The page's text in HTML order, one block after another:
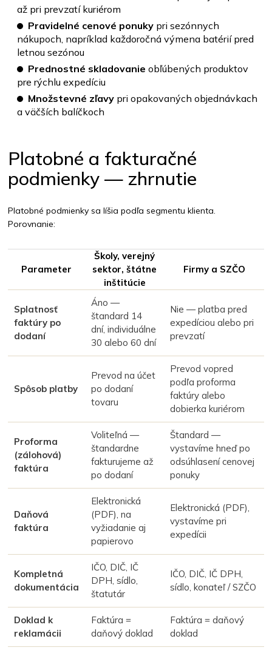
až pri prevzatí kuriérom
Pravidelné cenové ponuky pri sezónnych
nákupoch, napríklad každoročná výmena batérií pred
letnou sezónou
Prednostné skladovanie obľúbených produktov
pre rýchlu expedíciu
Množstevné zľavy pri opakovaných objednávkach
a väčších balíčkoch
Platobné a fakturačné
podmienky — zhrnutie
Platobné podmienky sa líšia podľa segmentu klienta.
Porovnanie:
Parameter
Školy, verejný
sektor, štátne
inštitúcie
Firmy a SZČO
Splatnosť
faktúry po
dodaní
Áno —
štandard 14
dní, individuálne
30 alebo 60 dní
Nie — platba pred
expedíciou alebo pri
prevzatí
Spôsob platby
Prevod na účet
po dodaní
tovaru
Prevod vopred
podľa proforma
faktúry alebo
dobierka kuriérom
Proforma
(zálohová)
faktúra
Voliteľná —
štandardne
fakturujeme až
po dodaní
Štandard —
vystavíme hneď po
odsúhlasení cenovej
ponuky
Daňová
faktúra
Elektronická
(PDF), na
vyžiadanie aj
papierovo
Elektronická (PDF),
vystavíme pri
expedícii
Kompletná
dokumentácia
IČO, DIČ, IČ
DPH, sídlo,
štatutár
IČO, DIČ, IČ DPH,
sídlo, konateľ / SZČO
Doklad k
reklamácii
Faktúra =
daňový doklad
Faktúra = daňový
doklad